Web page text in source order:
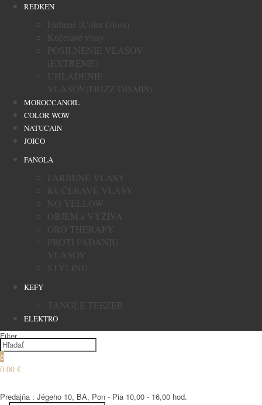
REDKEN
Farbené (Color Gloss)
Kučeravé vlasy
POSILNENIE VLASOV
(EXTREME)
UHLADENIE
VLASOV(FRIZZ DISMIS)
MOROCCANOIL
COLOR WOW
NATUCAIN
JOICO
FANOLA
FARBENÉ VLASY
KUČERAVÉ VLASY
NO YELLOW
OBJEM a VÝŽIVA
ORO THERAPY
PROTI PADANIU
VLASOV
STYLING
KEFY
TANGLE TEEZER
ELEKTRO
Filter
0
0.00 €
Predajňa : Jégeho 10, BA, Pon - Pia 10,00 - 16,00 hod.